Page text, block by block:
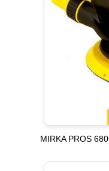
MIRKA PROS